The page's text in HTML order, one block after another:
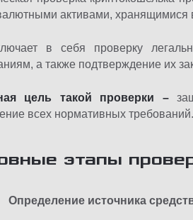
активами, хранящимися
в себя проверку
а также подтверждение их
цель такой проверки –
всех нормативных требований.
этапы
Определение источника